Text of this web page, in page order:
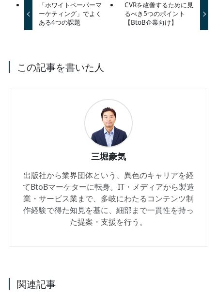
「ホワイトペーパーマ
ーケティング」でよく
ある4つの課題
CVRを改善するために見
るべき5つのポイント
【BtoB企業向け】
この記事を書いた人
三堀豪気
出版社から業界団体という、異色のキャリアを経
てBtoBマーケターに転身。IT・メディアから製造
業・サービス業まで、多岐にわたるコンテンツ制
作経験で得た知見を基に、細部まで一貫性を持っ
た提案・支援を行う。
関連記事